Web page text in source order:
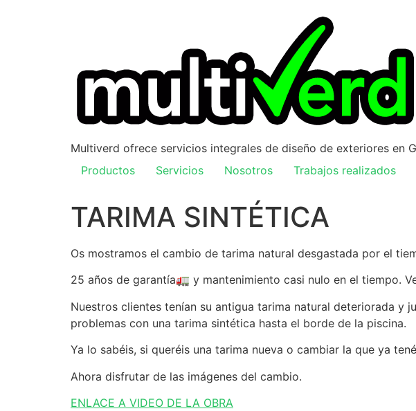
Multiverd ofrece servicios integrales de diseño de exteriores en
Productos
Servicios Nosotros Trabajos realizados
TARIMA SINTÉTICA
Os mostramos el cambio de tarima natural desgastada por el
25 años de garantía🚛 y mantenimiento casi nulo en el tiempo.
Nuestros clientes tenían su antigua tarima natural deteriorada
problemas con una tarima sintética hasta el borde de la piscina.
Ya lo sabéis, si queréis una tarima nueva o cambiar la que ya
Ahora disfrutar de las imágenes del cambio.
ENLACE A VIDEO DE LA OBRA